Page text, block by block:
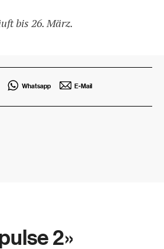
bis 26. März.
Whatsapp E-Mail
2»